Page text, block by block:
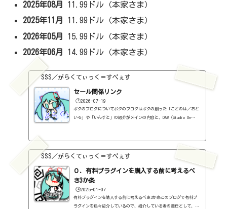
2025年08月
11.99ドル（本家さま）
2025年11月
11.99ドル（本家さま）
2026年05月
15.99ドル（本家さま）
2026年06月
14.99ドル（本家さま）
SSS／がらくてぃっく＝すぺぇす
セール関係リンク
🕒️2026-07-19
ボクのブログについてボクのブログはボクの創った「ことのは／おと
いろ」や「いんすと」の紹介がメインの内容と、DAW（Studio On
録はしていますし、セールしているプラグインはブログの最初の方に
表示するように（編集したら、自動的に最初の方に表示されてるだけ
ですが・・...
SSS／がらくてぃっく＝すぺぇす
０．有料プラグインを購入する前に考えるべ
き3か条
🕒️2025-01-07
有料プラグインを購入する前に考えるべき3か条このブログで有料プ
ラグインを色々紹介しているので、紹介している者の責任として、有